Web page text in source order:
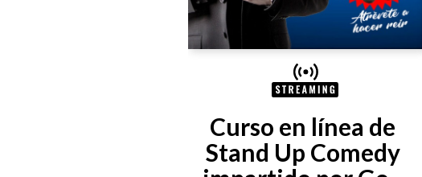
Curso en línea de
Stand Up Comedy